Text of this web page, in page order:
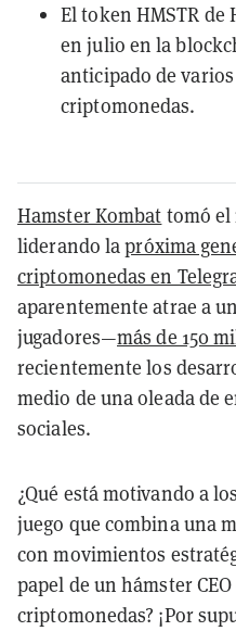
El token HMSTR de
en julio en la
anticipado de
criptomonedas.
Hamster Kombat tomó
liderando lapróxima
criptomonedas en
aparentemente atrae a
jugadores—más de 150
recientemente los
medio de una oleada de
sociales.
¿Qué está motivando a
juego que combina una
con movimientos
papel de un hámster
criptomonedas? ¡Por